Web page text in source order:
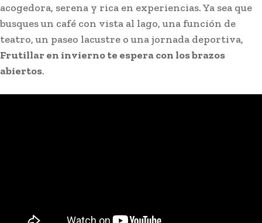
acogedora, serena y rica en experiencias. Ya sea que
busques un café con vista al lago, una función de
teatro, un paseo lacustre o una jornada deportiva,
Frutillar en invierno te espera con los brazos
abiertos.